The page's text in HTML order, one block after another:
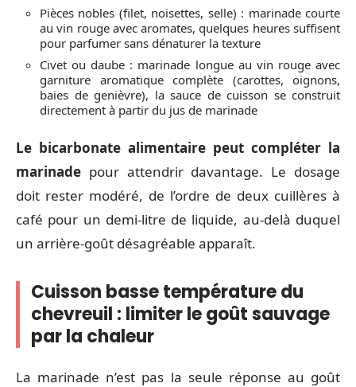
Pièces nobles (filet, noisettes, selle) : marinade courte
au vin rouge avec aromates, quelques heures suffisent
pour parfumer sans dénaturer la texture
Civet ou daube : marinade longue au vin rouge avec
garniture aromatique complète (carottes, oignons,
baies de genièvre), la sauce de cuisson se construit
directement à partir du jus de marinade
Le bicarbonate alimentaire peut compléter la
marinade pour attendrir davantage. Le dosage
doit rester modéré, de l’ordre de deux cuillères à
café pour un demi-litre de liquide, au-delà duquel
un arrière-goût désagréable apparaît.
Cuisson basse température du
chevreuil : limiter le goût sauvage
par la chaleur
La marinade n’est pas la seule réponse au goût